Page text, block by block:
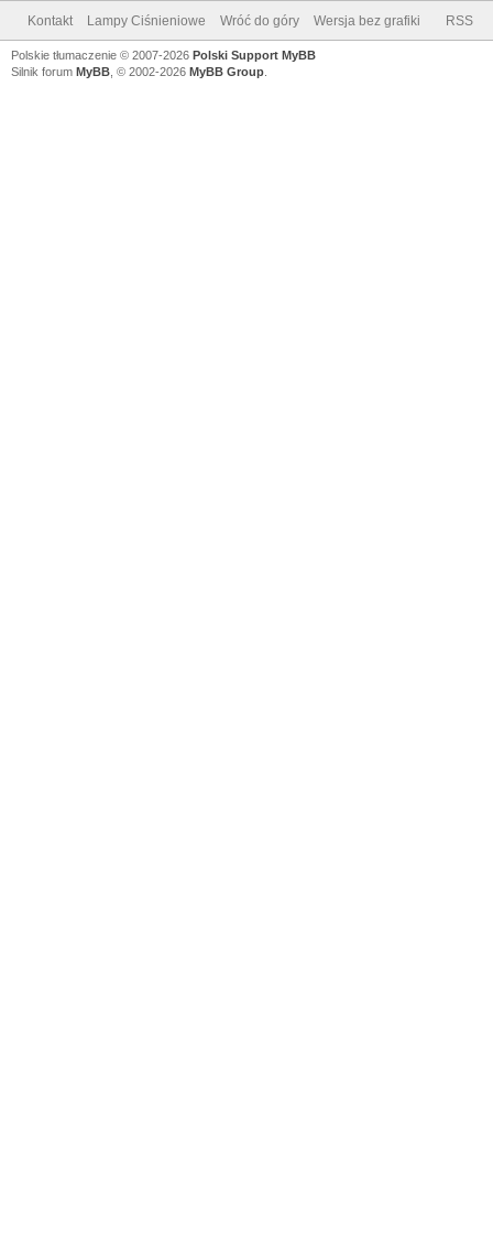
Kontakt Lampy Ciśnieniowe Wróć do góry Wersja bez grafiki RSS
Polskie tłumaczenie © 2007-2026 Polski Support MyBB
Silnik forum MyBB , © 2002-2026 MyBB Group